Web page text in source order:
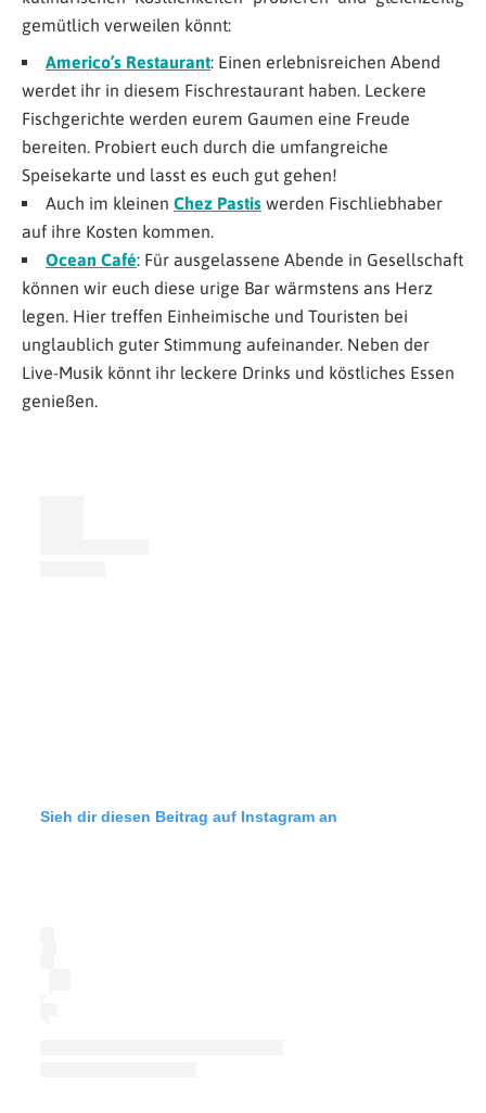
gemütlich verweilen könnt:
Americo’s Restaurant: Einen erlebnisreichen Abend
werdet ihr in diesem Fischrestaurant haben. Leckere
Fischgerichte werden eurem Gaumen eine Freude
bereiten. Probiert euch durch die umfangreiche
Speisekarte und lasst es euch gut gehen!
Auch im kleinen Chez Pastis werden Fischliebhaber
auf ihre Kosten kommen.
Ocean Café: Für ausgelassene Abende in Gesellschaft
können wir euch diese urige Bar wärmstens ans Herz
legen. Hier treffen Einheimische und Touristen bei
unglaublich guter Stimmung aufeinander. Neben der
Live-Musik könnt ihr leckere Drinks und köstliches Essen
genießen.
Sieh dir diesen Beitrag auf Instagram an